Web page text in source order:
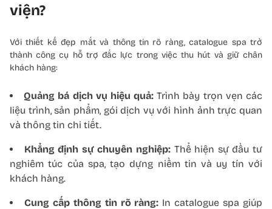
viện?
Với thiết kế đẹp mắt và thông tin rõ ràng, catalogue spa trở
thành công cụ hỗ trợ đắc lực trong việc thu hút và giữ chân
khách hàng:
Quảng bá dịch vụ hiệu quả: Trình bày trọn vẹn các
liệu trình, sản phẩm, gói dịch vụ với hình ảnh trực quan
và thông tin chi tiết.
Khẳng định sự chuyên nghiệp: Thể hiện sự đầu tư
nghiêm túc của spa, tạo dựng niềm tin và uy tín với
khách hàng.
Cung cấp thông tin rõ ràng: In catalogue spa giúp